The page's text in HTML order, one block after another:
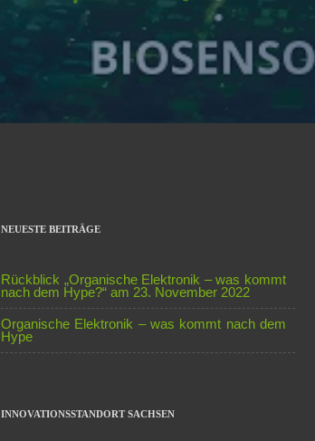
NEUESTE BEITRÄGE
Rückblick „Organische Elektronik – was kommt
nach dem Hype?“ am 23. November 2022
Organische Elektronik – was kommt nach dem
Hype
INNOVATIONSSTANDORT SACHSEN